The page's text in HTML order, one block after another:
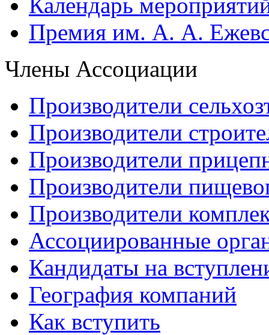
Премия им. А. А.
Члены Ассоциации
Производители
Производители
Производители
Производители
Производители
Ассоциированные
Кандидаты на
География компаний
Как вступить